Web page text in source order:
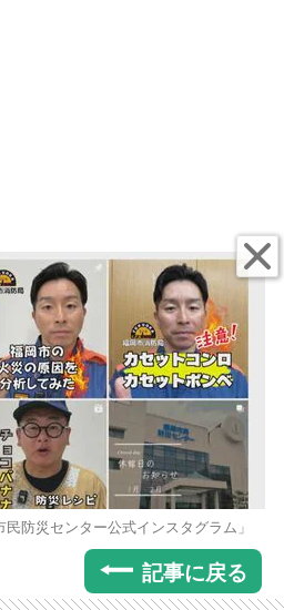
防災センター公式インスタグラム」
記事に戻る